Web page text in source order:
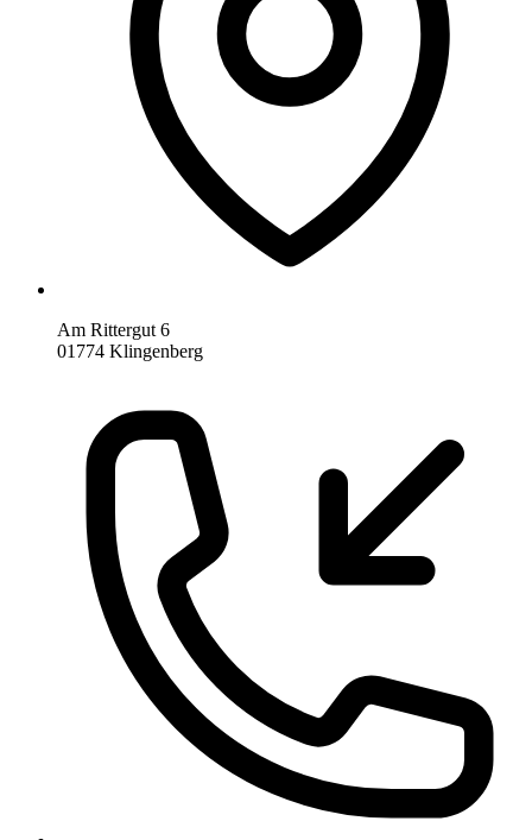
Am Rittergut 6
01774 Klingenberg